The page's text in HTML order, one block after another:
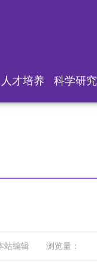
人才培养 科学研究
站编辑 浏览量：